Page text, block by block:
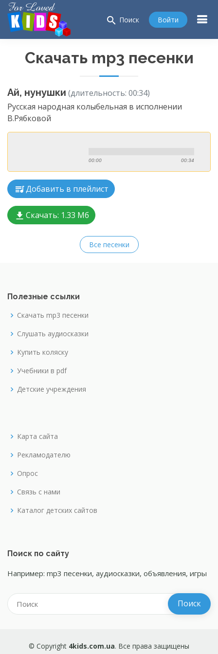
search Поиск Войти
Скачать mp3 песенки
Ай, нунушки (длительность: 00:34)
Русская народная колыбельная в исполнении
В.Рябковой
00:00 00:34
Добавить в плейлист
Скачать: 1.33 Мб
Все песенки
Полезные ссылки
Скачать mp3 песенки
Слушать аудиосказки
Купить коляску
Учебники в pdf
Детские учреждения
Карта сайта
Рекламодателю
Опрос
Связь с нами
Каталог детских сайтов
Поиск по сайту
Например: mp3 песенки, аудиосказки, объявления, игры
© Copyright 4kids.com.ua. Все права защищены